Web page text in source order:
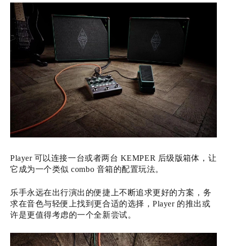
Player 可以连接一台或者两台 KEMPER 后级版箱体，让
它成为一个类似 combo 音箱的配置玩法。‍‍‍‍‍
乐手永远在出行演出的便捷上不断追求更好的方案，务
求在音色与轻便上找到更合适的选择，Player 的推出或
许是更值得考虑的一个全新尝试。‍‍‍‍‍‍‍